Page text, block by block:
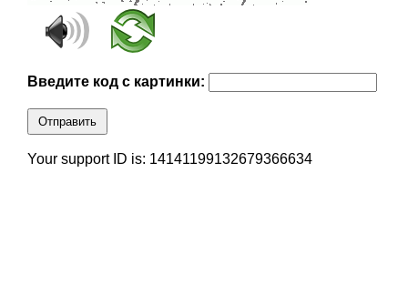
Введите код с картинки:
Отправить
Your support ID is: 14141199132679366634